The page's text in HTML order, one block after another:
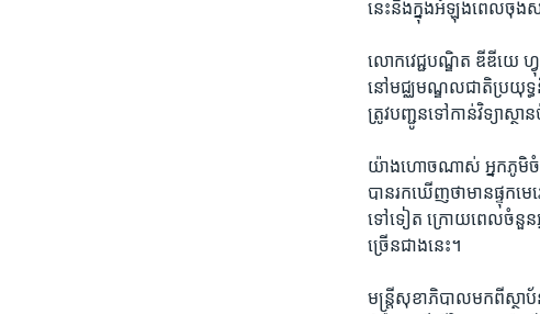
នេះ​និង​ក្នុង​អំឡុង​ពេល​ចុងស
លោក​វេជ្ជបណ្ឌិត ​ឌីឌីយេ​ ហ្
នៅ​មជ្ឈមណ្ឌល​ជាតិ​ប្រយុទ្
ត្រូវ​បញ្ជូន​ទៅ​កាន់​វិទ្យាស្ថា
យ៉ាង​ហោច​ណាស់​ អ្នក​ភូមិ​ចំនួ
បាន​រក​ឃើញ​ថា​មាន​ផ្ទុក​ម
ទៅទៀត ​ក្រោយ​ពេល​ចំនួន​អ្
ច្រើន​ជាង​នេះ។
មន្ត្រី​សុខាភិបាល​មក​ពី​ស្ថា